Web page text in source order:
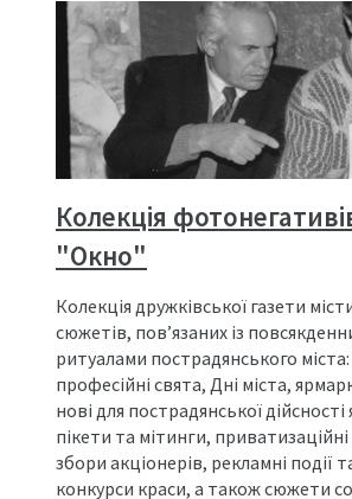
Колекція
"Окно"
Колекція дружківської газети
сюжетів, пов’язаних із
ритуалами пострадянського міста:
професійні свята, Дні міста,
нові для пострадянської
пікети та мітинги,
збори акціонерів, рекламні події
конкурси краси, а також сюжети